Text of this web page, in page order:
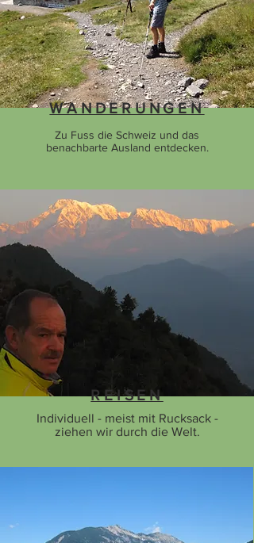
WANDERUNGEN
Zu Fuss die Schweiz und das
benachbarte Ausland entdecken.
REISEN
Individuell - meist mit Rucksack -
ziehen wir durch die Welt.